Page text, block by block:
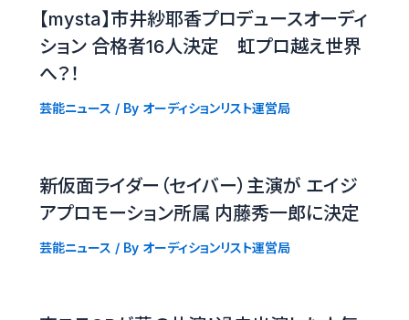
【mysta】市井紗耶香プロデュースオーディ
ション 合格者16人決定 虹プロ越え世界
へ？！
芸能ニュース / By オーディションリスト運営局
新仮面ライダー（セイバー）主演が エイジ
アプロモーション所属 内藤秀一郎に決定
芸能ニュース / By オーディションリスト運営局